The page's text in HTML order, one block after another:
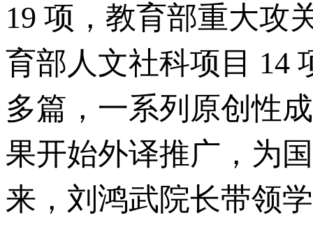
19 项，教育部重大攻
育部人文社科项目 14
多篇，一系列原创性
果开始外译推广，为
来，刘鸿武院长带领